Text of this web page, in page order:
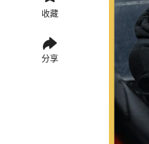
收藏
分享